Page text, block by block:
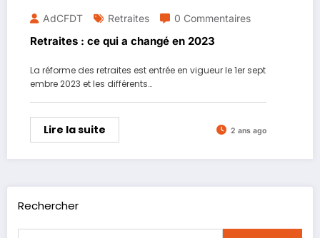
AdCFDT Retraites 0 Commentaires
Retraites : ce qui a changé en 2023
La réforme des retraites est entrée en vigueur le 1er sept
embre 2023 et les différents…
Lire la suite 2 ans ago
Rechercher